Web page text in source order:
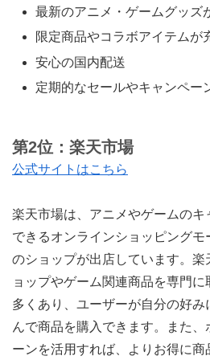
最新のアニメ・ゲームグッズ
限定商品やコラボアイテムが
安心の国内配送
定期的なセールやキャンペー
第2位：楽天市場
公式サイトはこちら
楽天市場は、アニメやゲームのキ
できるオンラインショッピングモ
のショップが出店しています。
ョップやゲーム関連商品を専門
多くあり、ユーザーが自分の好
んで商品を購入できます。また
ーンを活用すれば、よりお得に